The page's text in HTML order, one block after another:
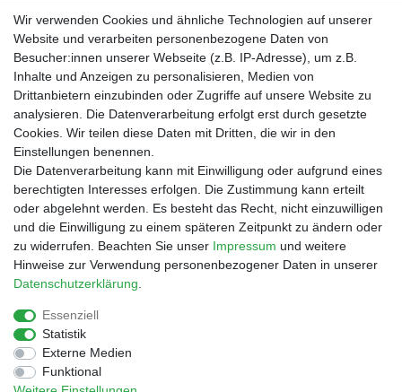
Zahlung
Vorkasse / Vorabüberweisung
Rechnungskauf
PayPal (inkl. Kreditkarten)
Impressum Daten­schutz­erklärung AGB
Barrierefreiheitserklärung
Wir verwenden Cookies und ähnliche Technologien auf unserer
Website und verarbeiten personenbezogene Daten von
Besucher:innen unserer Webseite (z.B. IP-Adresse), um z.B.
Inhalte und Anzeigen zu personalisieren, Medien von
Drittanbietern einzubinden oder Zugriffe auf unsere Website zu
analysieren. Die Datenverarbeitung erfolgt erst durch gesetzte
Cookies. Wir teilen diese Daten mit Dritten, die wir in den
Einstellungen benennen.
Die Datenverarbeitung kann mit Einwilligung oder aufgrund eines
berechtigten Interesses erfolgen. Die Zustimmung kann erteilt
oder abgelehnt werden. Es besteht das Recht, nicht einzuwilligen
und die Einwilligung zu einem späteren Zeitpunkt zu ändern oder
zu widerrufen. Beachten Sie unser Impressum und weitere
Hinweise zur Verwendung personenbezogener Daten in unserer
Daten­schutz­erklärung
Essenziell
Statistik
Externe Medien
Funktional